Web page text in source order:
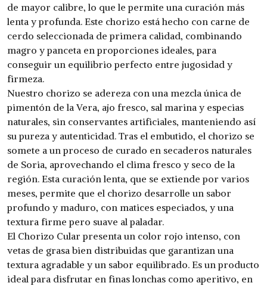
de mayor calibre, lo que le permite una curación más
lenta y profunda. Este chorizo está hecho con carne de
cerdo seleccionada de primera calidad, combinando
magro y panceta en proporciones ideales, para
conseguir un equilibrio perfecto entre jugosidad y
firmeza.
Nuestro chorizo se adereza con una mezcla única de
pimentón de la Vera, ajo fresco, sal marina y especias
naturales, sin conservantes artificiales, manteniendo así
su pureza y autenticidad. Tras el embutido, el chorizo se
somete a un proceso de curado en secaderos naturales
de Soria, aprovechando el clima fresco y seco de la
región. Esta curación lenta, que se extiende por varios
meses, permite que el chorizo desarrolle un sabor
profundo y maduro, con matices especiados, y una
textura firme pero suave al paladar.
El Chorizo Cular presenta un color rojo intenso, con
vetas de grasa bien distribuidas que garantizan una
textura agradable y un sabor equilibrado. Es un producto
ideal para disfrutar en finas lonchas como aperitivo, en